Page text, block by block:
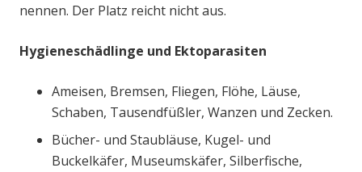
nennen. Der Platz reicht nicht aus.
Hygieneschädlinge und Ektoparasiten
Ameisen, Bremsen, Fliegen, Flöhe, Läuse,
Schaben, Tausendfüßler, Wanzen und Zecken.
Bücher- und Staubläuse, Kugel- und
Buckelkäfer, Museumskäfer, Silberfische,